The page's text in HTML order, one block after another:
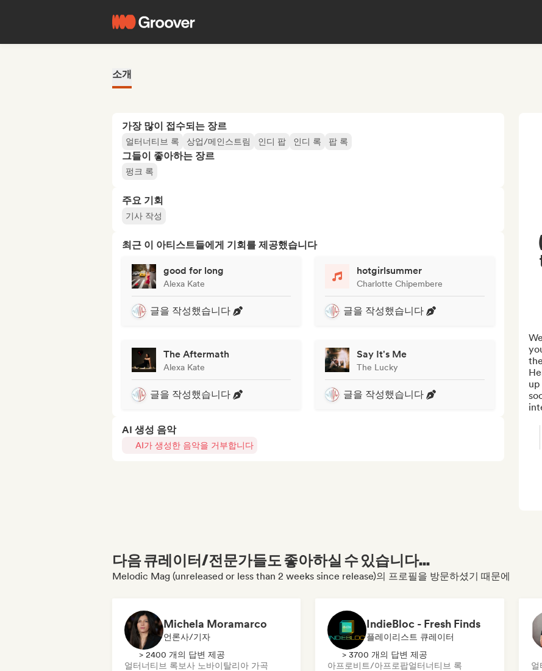
소개
가장 많이 접수되는 장르
얼터너티브 록 상업/메인스트림 인디 팝 인디 록 팝 록
그들이 좋아하는 장르
펑크 록
주요 기회
기사 작성
최근 이 아티스트들에게 기회를 제공했습니다
good for long
Alexa Kate
글을 작성했습니다
hotgirlsummer
Charlotte Chipembere
글을 작성했습니다
The Aftermath
Alexa Kate
글을 작성했습니다
Say It's Me
The Lucky
글을 작성했습니다
AI 생성 음악
AI가 생성한 음악을 거부합니다
다음 큐레이터/전문가들도 좋아하실 수 있습니다...
Melodic Mag (unreleased or less than 2 weeks since release)의 프로필을 방문하셨기 때문에
Michela Moramarco
언론사/기자
> 2400 개의 답변 제공
얼터너티브 록보사 노바이탈리아 가곡
IndieBloc - Fresh Finds
플레이리스트 큐레이터
> 3700 개의 답변 제공
아프로비트/아프로팝얼터너티브 록
얼